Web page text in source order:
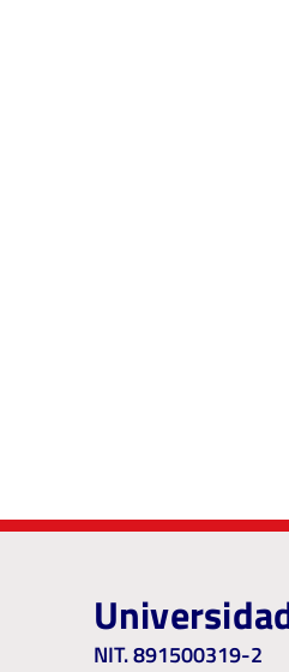
NIT. 891500319-2